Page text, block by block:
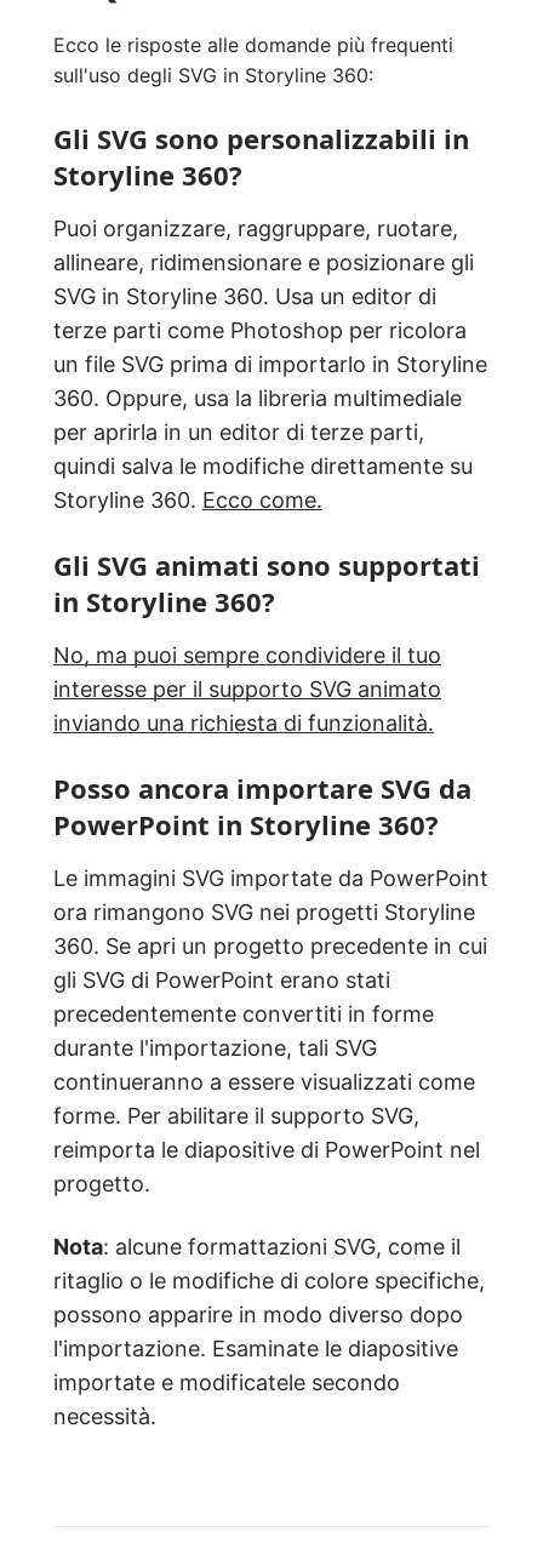
Ecco le risposte alle domande più frequenti
sull'uso degli SVG in Storyline 360:
Gli SVG sono personalizzabili in
Storyline 360?
Puoi organizzare, raggruppare, ruotare,
allineare, ridimensionare e posizionare gli
SVG in Storyline 360. Usa un editor di
terze parti come Photoshop per ricolora
un file SVG prima di importarlo in Storyline
360. Oppure, usa la libreria multimediale
per aprirla in un editor di terze parti,
quindi salva le modifiche direttamente su
Storyline 360. Ecco come.
Gli SVG animati sono supportati
in Storyline 360?
No, ma puoi sempre condividere il tuo
interesse per il supporto SVG animato
inviando una richiesta di funzionalità.
Posso ancora importare SVG da
PowerPoint in Storyline 360?
Le immagini SVG importate da PowerPoint
ora rimangono SVG nei progetti Storyline
360. Se apri un progetto precedente in cui
gli SVG di PowerPoint erano stati
precedentemente convertiti in forme
durante l'importazione, tali SVG
continueranno a essere visualizzati come
forme. Per abilitare il supporto SVG,
reimporta le diapositive di PowerPoint nel
progetto.
Nota: alcune formattazioni SVG, come il
ritaglio o le modifiche di colore specifiche,
possono apparire in modo diverso dopo
l'importazione. Esaminate le diapositive
importate e modificatele secondo
necessità.